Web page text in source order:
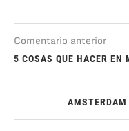
Comentario anterior
5 COSAS QUE HACER EN
AMSTERDAM